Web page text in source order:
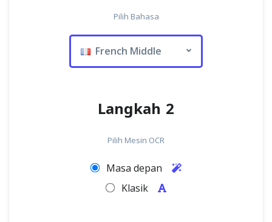
Pilih Bahasa
French Middle
Langkah 2
Pilih Mesin OCR
Masa depan
Klasik